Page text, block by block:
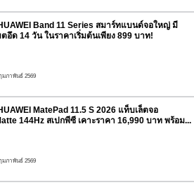
Band 11 Series สมาร์ทแบนด์จอใหญ่ มี
อึด 14 วัน ในราคาเริ่มต้นเพียง 899 บาท!
มภาพันธ์ 2569
MatePad 11.5 S 2026 แท็บเล็ตจอ
144Hz สเปกพีซี เคาะราคา 16,990 บาท พร้อม...
มภาพันธ์ 2569